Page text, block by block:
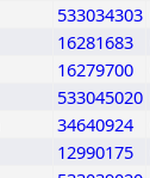
533034303
16281683
16279700
533045020
34640924
12990175